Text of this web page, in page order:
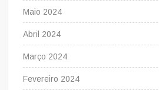
Maio 2024
Abril 2024
Março 2024
Fevereiro 2024